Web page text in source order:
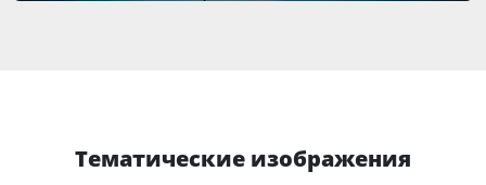
Тематические изображения